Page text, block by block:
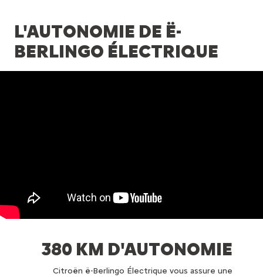
L'AUTONOMIE DE Ë-
BERLINGO ÉLECTRIQUE
380 KM D'AUTONOMIE
Citroën ë-Berlingo Électrique vous assure une